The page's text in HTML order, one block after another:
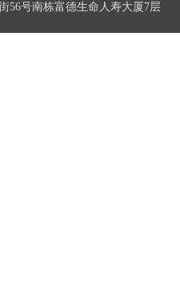
56号南栋富德生命人寿大厦7层